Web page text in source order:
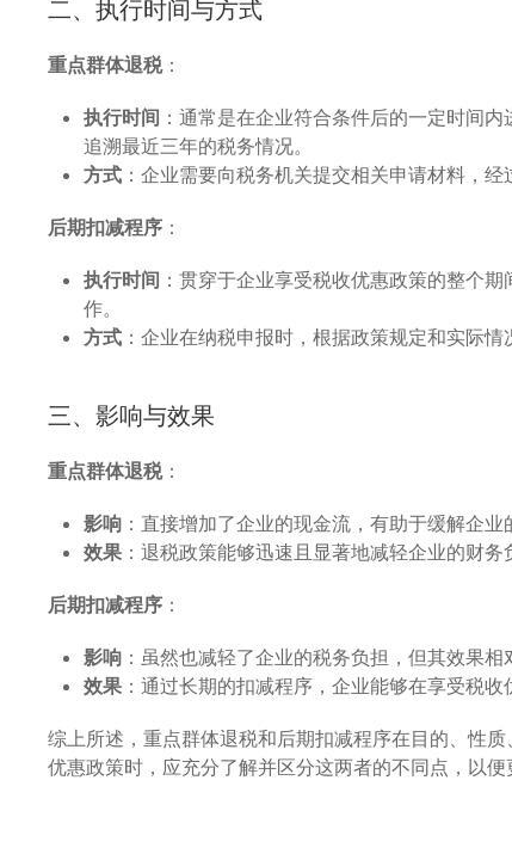
二、执行时间与方式
重点群体退税：
执行时间 ：通常是在企业符合条件后的一定时间
追溯最近三年的税务情况。
方式 ：企业需要向税务机关提交相关申请材料，
后期扣减程序 ：
执行时间 ：贯穿于企业享受税收优惠政策的整个
作。
方式 ：企业在纳税申报时，根据政策规定和实际
三、影响与效果
重点群体退税：
影响 ：直接增加了企业的现金流，有助于缓解企
效果 ：退税政策能够迅速且显著地减轻企业的财
后期扣减程序 ：
影响 ：虽然也减轻了企业的税务负担，但其效果
效果 ：通过长期的扣减程序，企业能够在享受税
综上所述，重点群体退税和后期扣减程序在目的、性
优惠政策时，应充分了解并区分这两者的不同点，以便